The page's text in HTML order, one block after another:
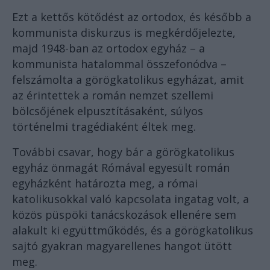
Ezt a kettős kötődést az ortodox, és később a
kommunista diskurzus is megkérdőjelezte,
majd 1948-ban az ortodox egyház – a
kommunista hatalommal összefonódva –
felszámolta a görögkatolikus egyházat, amit
az érintettek a román nemzet szellemi
bölcsőjének elpusztításaként, súlyos
történelmi tragédiaként éltek meg.
További csavar, hogy bár a görögkatolikus
egyház önmagát Rómával egyesült román
egyházként határozta meg, a római
katolikusokkal való kapcsolata ingatag volt, a
közös püspöki tanácskozások ellenére sem
alakult ki együttműködés, és a görögkatolikus
sajtó gyakran magyarellenes hangot ütött
meg.